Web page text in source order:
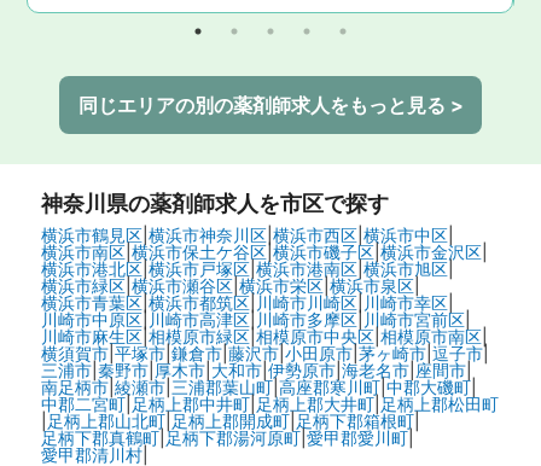
同じエリアの別の薬剤師求人をもっと見る >
神奈川県の薬剤師求人を市区で探す
横浜市鶴見区| 横浜市神奈川区| 横浜市西区| 横浜市中区|
横浜市南区| 横浜市保土ケ谷区|横浜市磯子区| 横浜市金沢区|
横浜市港北区| 横浜市戸塚区| 横浜市港南区| 横浜市旭区|
横浜市緑区| 横浜市瀬谷区| 横浜市栄区| 横浜市泉区|
横浜市青葉区| 横浜市都筑区| 川崎市川崎区| 川崎市幸区|
川崎市中原区| 川崎市高津区| 川崎市多摩区| 川崎市宮前区|
川崎市麻生区|相模原市緑区|相模原市中央区| 相模原市南区|
横須賀市| 平塚市| 鎌倉市| 藤沢市| 小田原市| 茅ヶ崎市| 逗子市|
三浦市| 秦野市| 厚木市| 大和市| 伊勢原市| 海老名市| 座間市|
南足柄市| 綾瀬市| 三浦郡葉山町| 高座郡寒川町| 中郡大磯町|
中郡二宮町| 足柄上郡中井町| 足柄上郡大井町| 足柄上郡松田町
足柄上郡山北町| 足柄上郡開成町| 足柄下郡箱根町|
足柄下郡真鶴町| 足柄下郡湯河原町| 愛甲郡愛川町|
愛甲郡清川村|